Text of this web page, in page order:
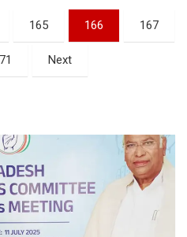
165 166 167
Next